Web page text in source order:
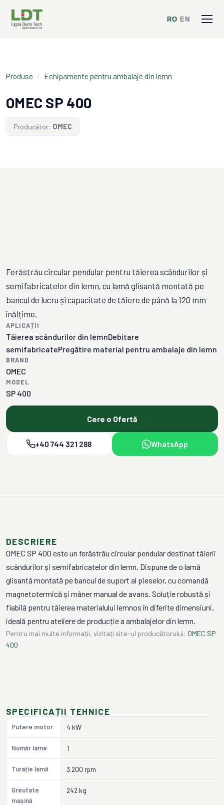
RO EN
Produse / Echipamente pentru ambalaje din lemn
OMEC SP 400
Producător: OMEC
Ferăstrău circular pendular pentru tăierea scândurilor și
semifabricatelor din lemn, cu lamă glisantă montată pe
bancul de lucru și capacitate de tăiere de până la 120 mm
înălțime.
APLICAȚII
Tăierea scândurilor din lemnDebitare
semifabricatePregătire material pentru ambalaje din lemn
BRAND
OMEC
MODEL
SP 400
Cere o Ofertă
+40 744 321 288 WhatsApp
DESCRIERE
OMEC SP 400 este un ferăstrău circular pendular destinat tăierii
scândurilor și semifabricatelor din lemn. Dispune de o lamă
glisantă montată pe bancul de suport al pieselor, cu comandă
magnetotermică și mâner manual de avans. Soluție robustă și
fiabilă pentru tăierea materialului lemnos în diferite dimensiuni,
ideală pentru ateliere de producție a ambalajelor din lemn.
Pentru mai multe informații, vizitați site-ul producătorului: OMEC SP
400
SPECIFICAȚII TEHNICE
Putere motor 4 kW
Număr lame 1
Turație lamă 3.200 rpm
Greutate
mașină
242 kg